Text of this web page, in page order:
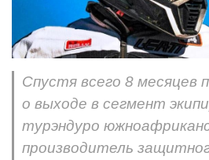
Спустя всего 8 месяцев
о выходе в сегмент
турэндуро
производитель